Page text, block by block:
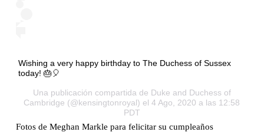
Wishing a very happy birthday to The Duchess of Sussex
today! 🎂🎈
Una publicación compartida de Duke and Duchess of
Cambridge (@kensingtonroyal) el 4 Ago, 2020 a las 12:58
PDT
Fotos de Meghan Markle para felicitar su cumpleaños